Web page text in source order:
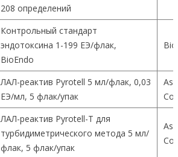
208 определений
Контрольный стандарт
эндотоксина 1-199 ЕЭ/флак,
BioEndo
ЛАЛ-реактив Pyrotell 5 мл/флак, 0,03
ЕЭ/мл, 5 флак/упак
ЛАЛ-реактив Pyrotell-T для
турбидиметрического метода 5 мл/
флак, 5 флак/упак